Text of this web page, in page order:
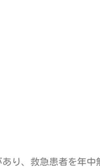
あり、救急患者を年中